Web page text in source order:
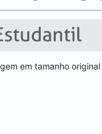
em tamanho original